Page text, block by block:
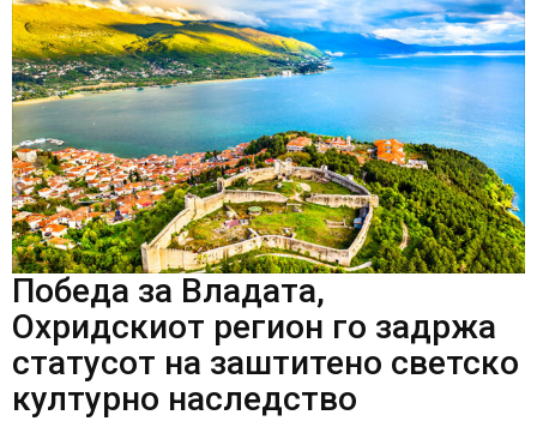
Победа за Владата,
Охридскиот регион го задржа
статусот на заштитено светско
културно наследство